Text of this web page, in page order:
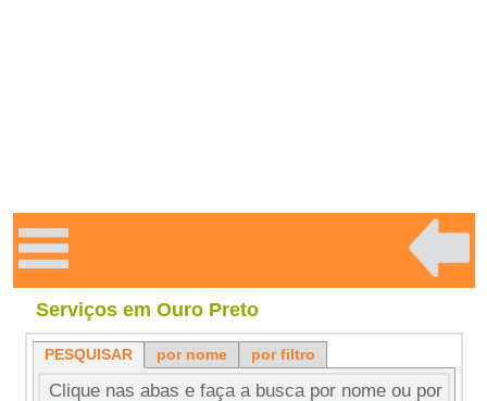
Serviços em Ouro Preto
PESQUISAR por nome por filtro
Clique nas abas e faça a busca por nome ou por